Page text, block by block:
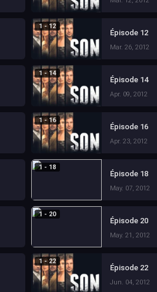
1 - 12
Épisode 12
Mar. 26, 2012
1 - 14
Épisode 14
Apr. 09, 2012
1 - 16
Épisode 16
Apr. 23, 2012
1 - 18
Épisode 18
May. 07, 2012
1 - 20
Épisode 20
May. 21, 2012
1 - 22
Épisode 22
Jun. 04, 2012